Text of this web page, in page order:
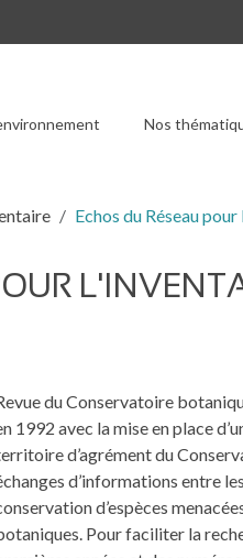
Nos
Echos du Réseau
du Conservatoire
1992 avec la mise en place
d’agrément du
d’informations entre
d’espèces
Pour faciliter la